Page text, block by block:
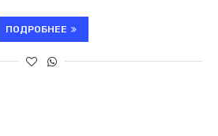
ПОДРОБНЕЕ